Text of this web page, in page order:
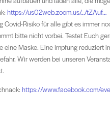
https://us02web.zoom.us/…/tZAuf…
Covid-Risiko für alle gibt es immer
bitte nicht vorbei. Testet Euch
eine Maske. Eine Impfung reduziert
Wir werden bei unseren
https://www.facebook.com/